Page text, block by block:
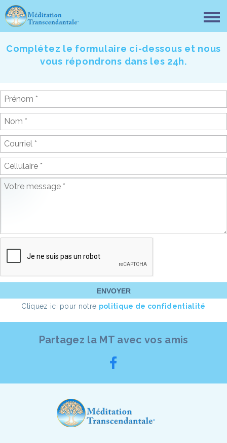
Complétez le formulaire ci-dessous et nous
vous répondrons dans les 24h.
Cliquez ici pour notre politique de confidentialité
Partagez la MT avec vos amis